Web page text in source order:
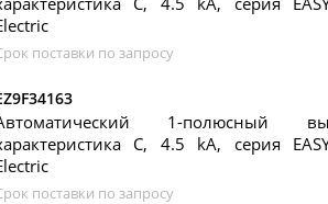
поставки по запросу
1-полюсный
C, 4.5 kA, серия
поставки по запросу